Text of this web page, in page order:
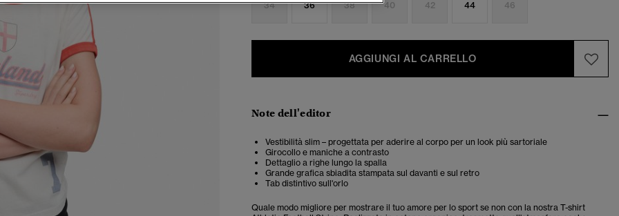
34 36 38 40 42 44 46
AGGIUNGI AL CARRELLO
Note dell'editor
Vestibilità slim – progettata per aderire al corpo per un look più sartoriale
Girocollo e maniche a contrasto
Dettaglio a righe lungo la spalla
Grande grafica sbiadita stampata sul davanti e sul retro
Tab distintivo sull'orlo
Quale modo migliore per mostrare il tuo amore per lo sport se non con la nostra T-shirt